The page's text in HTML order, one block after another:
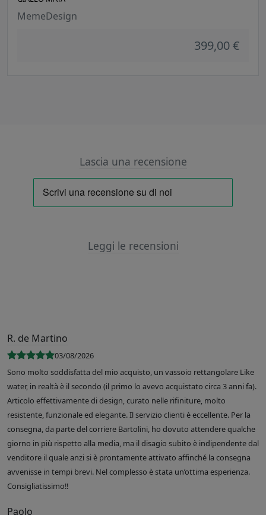
MemeDesign
399,00 €
Lascia una recensione
Leggi le recensioni
R. de Martino
03/08/2026
Sono molto soddisfatta del mio acquisto, un vassoio rettangolare Like
water, in realtà è il secondo (il primo lo avevo acquistato circa 3 anni fa).
Articolo effettivamente di design, curato nelle rifiniture, molto
resistente, funzionale ed elegante. Il servizio clienti è eccellente. Per la
consegna, da parte del corriere Bartolini, ho dovuto attendere qualche
giorno in più rispetto alla media, ma il disagio subito è indipendente dal
venditore il quale anzi si è prontamente attivato affinché la consegna
avvenisse in tempi brevi. Nel complesso è stata un’ottima esperienza.
Consigliatissimo!!
Paolo